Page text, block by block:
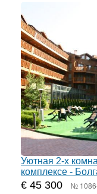
Уютная 2-х
комплексе -
€ 45 300 №